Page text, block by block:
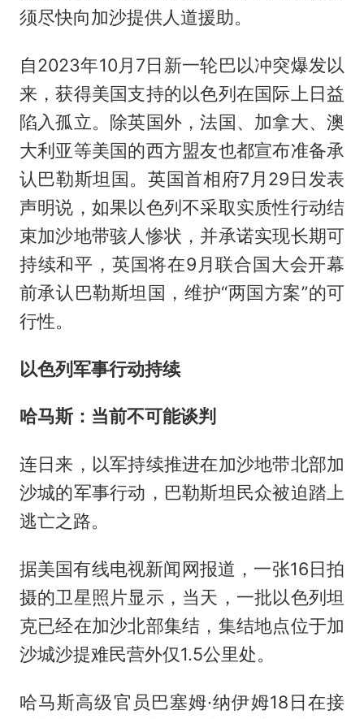
须尽快向加沙提供人道援助。
自2023年10月7日新一轮巴以冲突爆发以
来，获得美国支持的以色列在国际上日益
陷入孤立。除英国外，法国、加拿大、澳
大利亚等美国的西方盟友也都宣布准备承
认巴勒斯坦国。英国首相府7月29日发表
声明说，如果以色列不采取实质性行动结
束加沙地带骇人惨状，并承诺实现长期可
持续和平，英国将在9月联合国大会开幕
前承认巴勒斯坦国，维护“两国方案”的可
行性。
以色列军事行动持续
哈马斯：当前不可能谈判
连日来，以军持续推进在加沙地带北部加
沙城的军事行动，巴勒斯坦民众被迫踏上
逃亡之路。
据美国有线电视新闻网报道，一张16日拍
摄的卫星照片显示，当天，一批以色列坦
克已经在加沙北部集结，集结地点位于加
沙城沙提难民营外仅1.5公里处。
哈马斯高级官员巴塞姆·纳伊姆18日在接